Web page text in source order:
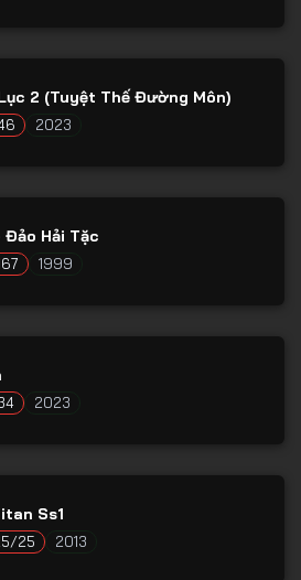
2 (Tuyệt Thế Đường Môn)
2023
Hải Tặc
1999
2023
Ss1
25 2013